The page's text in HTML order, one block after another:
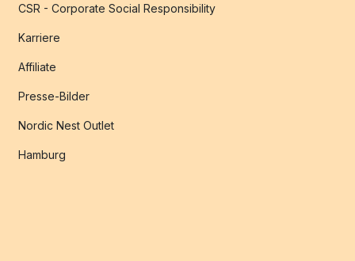
CSR - Corporate Social Responsibility
Karriere
Affiliate
Presse-Bilder
Nordic Nest Outlet
Hamburg